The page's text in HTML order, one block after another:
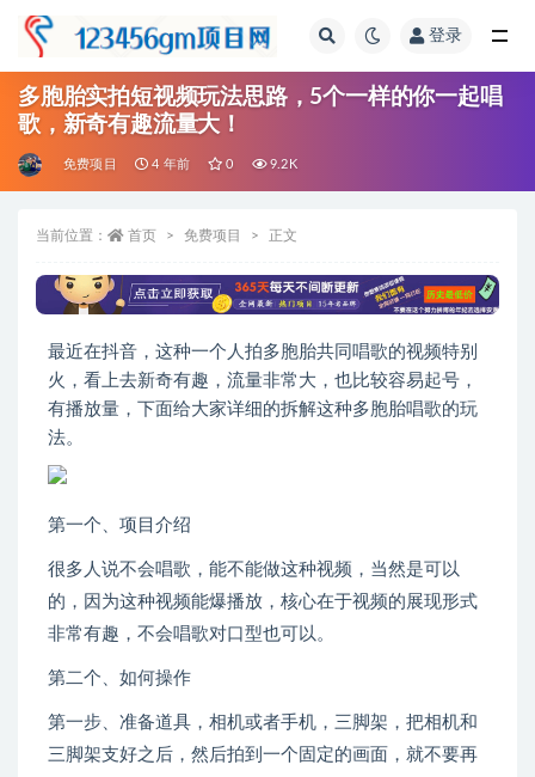
登录
多胞胎实拍短视频玩法思路，5个一样的你一起唱
歌，新奇有趣流量大！
免费项目 4 年前 0 9.2K
当前位置： 首页 免费项目 正文
最近在抖音，这种一个人拍多胞胎共同唱歌的视频特别
火，看上去新奇有趣，流量非常大，也比较容易起号，
有播放量，下面给大家详细的拆解这种多胞胎唱歌的玩
法。
第一个、项目介绍
很多人说不会唱歌，能不能做这种视频，当然是可以
的，因为这种视频能爆播放，核心在于视频的展现形式
非常有趣，不会唱歌对口型也可以。
第二个、如何操作
第一步、准备道具，相机或者手机，三脚架，把相机和
三脚架支好之后，然后拍到一个固定的画面，就不要再